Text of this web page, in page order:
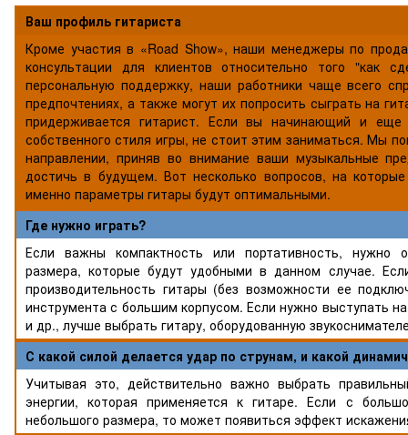
Ваш профиль гитариста
Кроме участия в «Road Show», наши менеджеры по
консультации для клиентов относительно того "как
персональную поддержку, наши работники чаще всего
предпочтениях, а также могут их попросить сыграть на
придерживается гитарист. Если вы начинающий и
собственного стиля игры, не стоит этим заниматься. Мы
направлении, приняв во внимание ваши музыкальные
достичь в будущем. Вот несколько вопросов, на
именно параметры гитары будут оптимальными.
Где нужно играть?
Если важны компактность или портативность, нужно
размера, которые будут удобными в данном случае.
производительность гитары (без возможности ее
инструмента с большим корпусом. Если нужно выступать
и др., лучше выбрать гитару, оборудованную
С какой силой делается удар по струнам, и какой
Учитывая это, действительно важно выбрать
энергии, которая применяется к гитаре. Если с
небольшого размера, то может появиться эффект